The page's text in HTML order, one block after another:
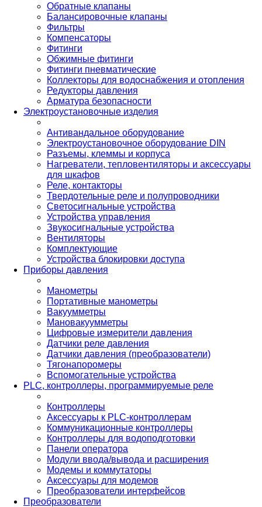
Обратные клапаны
Балансировочные клапаны
Фильтры
Компенсаторы
Фитинги
Обжимные фитинги
Фитинги пневматические
Коллекторы для водоснабжения и отопления
Редукторы давления
Арматура безопасности
Электроустановочные изделия
Антивандальное оборудование
Электроустановочное оборудование DIN
Разъемы, клеммы и корпуса
Нагреватели, тепловентиляторы и аксессуары
для шкафов
Реле, контакторы
Твердотельные реле и полупроводники
Светосигнальные устройства
Устройства управления
Звукосигнальные устройства
Вентиляторы
Комплектующие
Устройства блокировки доступа
Приборы давления
Манометры
Портативные манометры
Вакуумметры
Мановакуумметры
Цифровые измерители давления
Датчики реле давления
Датчики давления (преобразователи)
Тягонапоромеры
Вспомогательные устройства
PLС, контроллеры, программируемые реле
Контроллеры
Аксессуары к PLC-контроллерам
Коммуникационные контроллеры
Контроллеры для водоподготовки
Панели оператора
Модули ввода/вывода и расширения
Модемы и коммутаторы
Аксессуары для модемов
Преобразователи интерфейсов
Преобразователи